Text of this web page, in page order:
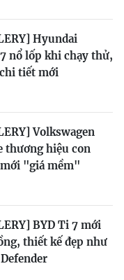
Hyundai
nổ lốp khi chạy thử,
tiết mới
Volkswagen
thương hiệu con
"giá mềm"
BYD Ti 7 mới
thiết kế đẹp như